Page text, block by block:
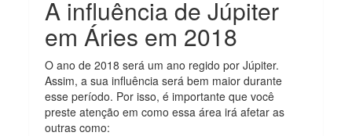
A influência de Júpiter
em Áries em 2018
O ano de 2018 será um ano regido por Júpiter.
Assim, a sua influência será bem maior durante
esse período. Por isso, é importante que você
preste atenção em como essa área irá afetar as
outras como: